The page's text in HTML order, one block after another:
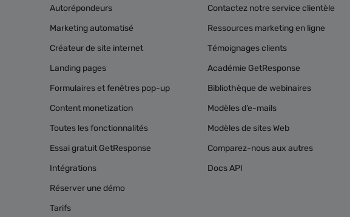
Autorépondeurs
Marketing automatisé
Créateur de site internet
Landing pages
Formulaires et fenêtres pop-up
Content monetization
Toutes les fonctionnalités
Essai gratuit GetResponse
Intégrations
Réserver une démo
Tarifs
Contactez notre service clientèle
Ressources marketing en ligne
Témoignages clients
Académie GetResponse
Bibliothèque de webinaires
Modèles d’e-mails
Modèles de sites Web
Comparez-nous aux autres
Docs API